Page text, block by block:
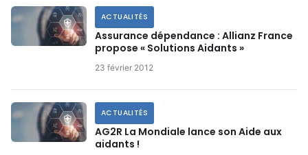
ACTUALITÉS
Assurance dépendance : Allianz France
propose « Solutions Aidants »
23 février 2012
ACTUALITÉS
AG2R La Mondiale lance son Aide aux
aidants !